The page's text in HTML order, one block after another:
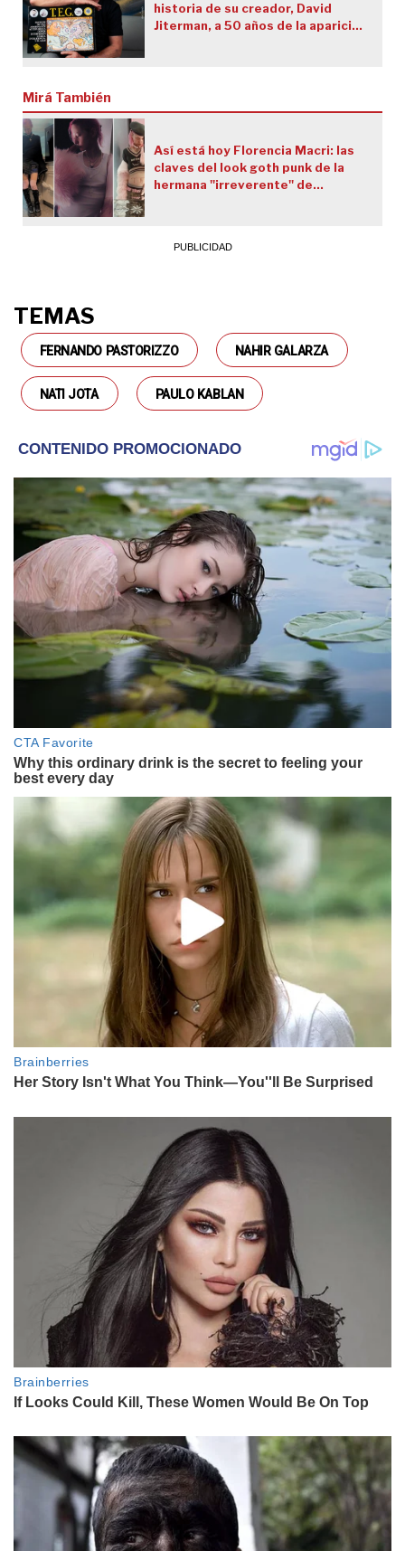
historia de su creador, David
Jiterman, a 50 años de la aparición
Mirá También
Así está hoy Florencia Macri: las
claves del look goth punk de la
hermana "irreverente" de
TEMAS
FERNANDO PASTORIZZO NAHIR GALARZA
NATI JOTA PAULO KABLAN